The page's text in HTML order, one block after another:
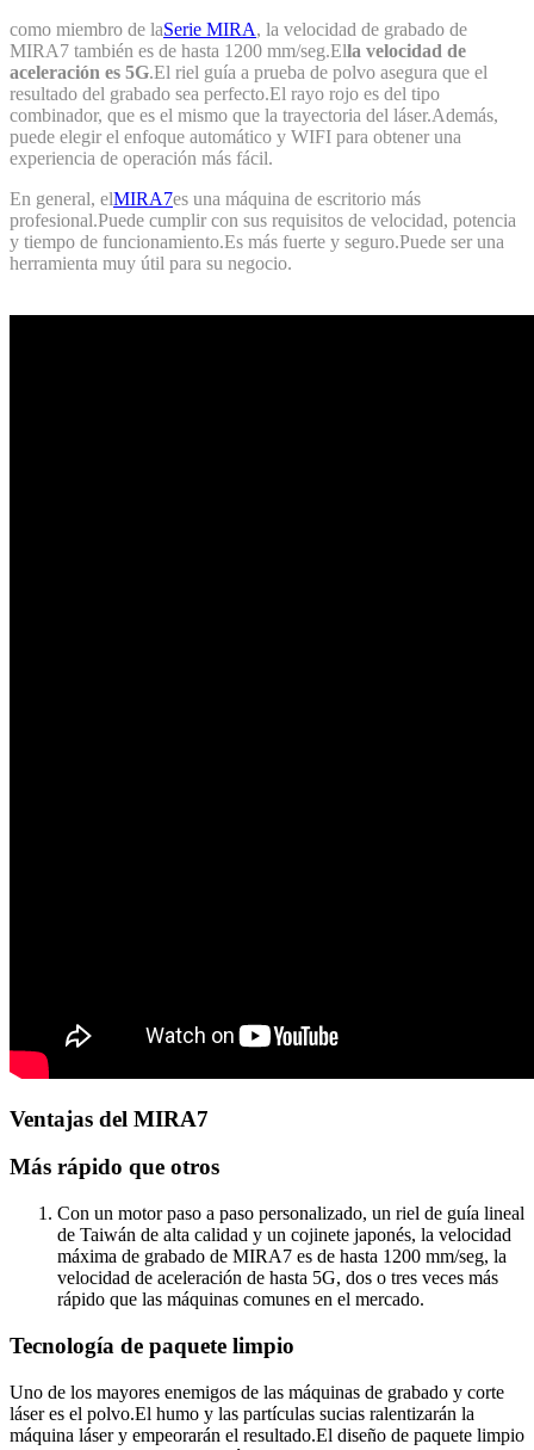
como miembro de laSerie MIRA, la velocidad de grabado de
MIRA7 también es de hasta 1200 mm/seg.Ella velocidad de
aceleración es 5G.El riel guía a prueba de polvo asegura que el
resultado del grabado sea perfecto.El rayo rojo es del tipo
combinador, que es el mismo que la trayectoria del láser.Además,
puede elegir el enfoque automático y WIFI para obtener una
experiencia de operación más fácil.
En general, elMIRA7es una máquina de escritorio más
profesional.Puede cumplir con sus requisitos de velocidad, potencia
y tiempo de funcionamiento.Es más fuerte y seguro.Puede ser una
herramienta muy útil para su negocio.
Ventajas del MIRA7
Más rápido que otros
Con un motor paso a paso personalizado, un riel de guía lineal
de Taiwán de alta calidad y un cojinete japonés, la velocidad
máxima de grabado de MIRA7 es de hasta 1200 mm/seg, la
velocidad de aceleración de hasta 5G, dos o tres veces más
rápido que las máquinas comunes en el mercado.
Tecnología de paquete limpio
Uno de los mayores enemigos de las máquinas de grabado y corte
láser es el polvo.El humo y las partículas sucias ralentizarán la
máquina láser y empeorarán el resultado.El diseño de paquete limpio